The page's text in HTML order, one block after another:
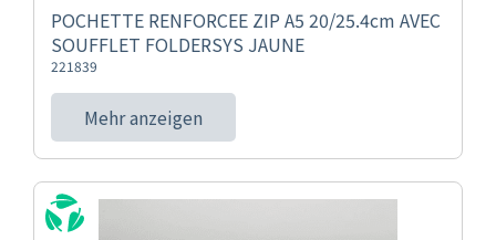
POCHETTE RENFORCEE ZIP A5 20/25.4cm AVEC
SOUFFLET FOLDERSYS JAUNE
221839
Mehr anzeigen